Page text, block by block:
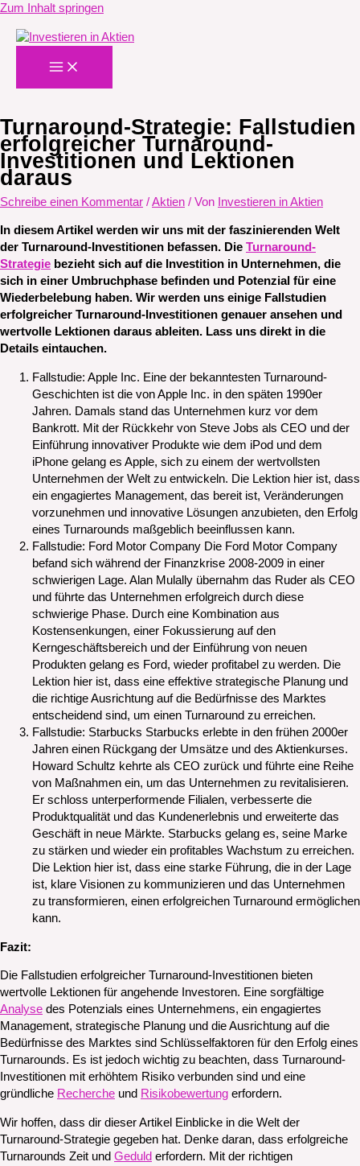
Zum Inhalt springen
Turnaround-Strategie: Fallstudien
erfolgreicher Turnaround-
Investitionen und Lektionen
daraus
Schreibe einen Kommentar /Aktien / Von Investieren in Aktien
In diesem Artikel werden wir uns mit der faszinierenden Welt
der Turnaround-Investitionen befassen. Die Turnaround-
Strategie bezieht sich auf die Investition in Unternehmen, die
sich in einer Umbruchphase befinden und Potenzial für eine
Wiederbelebung haben. Wir werden uns einige Fallstudien
erfolgreicher Turnaround-Investitionen genauer ansehen und
wertvolle Lektionen daraus ableiten. Lass uns direkt in die
Details eintauchen.
Fallstudie: Apple Inc. Eine der bekanntesten Turnaround-
Geschichten ist die von Apple Inc. in den späten 1990er
Jahren. Damals stand das Unternehmen kurz vor dem
Bankrott. Mit der Rückkehr von Steve Jobs als CEO und der
Einführung innovativer Produkte wie dem iPod und dem
iPhone gelang es Apple, sich zu einem der wertvollsten
Unternehmen der Welt zu entwickeln. Die Lektion hier ist, dass
ein engagiertes Management, das bereit ist, Veränderungen
vorzunehmen und innovative Lösungen anzubieten, den Erfolg
eines Turnarounds maßgeblich beeinflussen kann.
Fallstudie: Ford Motor Company Die Ford Motor Company
befand sich während der Finanzkrise 2008-2009 in einer
schwierigen Lage. Alan Mulally übernahm das Ruder als CEO
und führte das Unternehmen erfolgreich durch diese
schwierige Phase. Durch eine Kombination aus
Kostensenkungen, einer Fokussierung auf den
Kerngeschäftsbereich und der Einführung von neuen
Produkten gelang es Ford, wieder profitabel zu werden. Die
Lektion hier ist, dass eine effektive strategische Planung und
die richtige Ausrichtung auf die Bedürfnisse des Marktes
entscheidend sind, um einen Turnaround zu erreichen.
Fallstudie: Starbucks Starbucks erlebte in den frühen 2000er
Jahren einen Rückgang der Umsätze und des Aktienkurses.
Howard Schultz kehrte als CEO zurück und führte eine Reihe
von Maßnahmen ein, um das Unternehmen zu revitalisieren.
Er schloss unterperformende Filialen, verbesserte die
Produktqualität und das Kundenerlebnis und erweiterte das
Geschäft in neue Märkte. Starbucks gelang es, seine Marke
zu stärken und wieder ein profitables Wachstum zu erreichen.
Die Lektion hier ist, dass eine starke Führung, die in der Lage
ist, klare Visionen zu kommunizieren und das Unternehmen
zu transformieren, einen erfolgreichen Turnaround ermöglichen
kann.
Fazit:
Die Fallstudien erfolgreicher Turnaround-Investitionen bieten
wertvolle Lektionen für angehende Investoren. Eine sorgfältige
Analyse des Potenzials eines Unternehmens, ein engagiertes
Management, strategische Planung und die Ausrichtung auf die
Bedürfnisse des Marktes sind Schlüsselfaktoren für den Erfolg eines
Turnarounds. Es ist jedoch wichtig zu beachten, dass Turnaround-
Investitionen mit erhöhtem Risiko verbunden sind und eine
gründliche Recherche und Risikobewertung erfordern.
Wir hoffen, dass dir dieser Artikel Einblicke in die Welt der
Turnaround-Strategie gegeben hat. Denke daran, dass erfolgreiche
Turnarounds Zeit und Geduld erfordern. Mit der richtigen